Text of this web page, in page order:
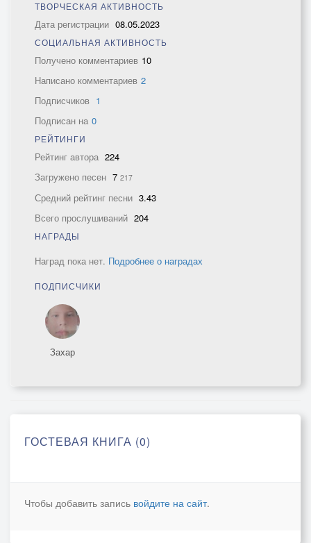
ТВОРЧЕСКАЯ АКТИВНОСТЬ
Дата регистрации 08.05.2023
СОЦИАЛЬНАЯ АКТИВНОСТЬ
Получено комментариев 10
Написано комментариев 2
Подписчиков 1
Подписан на 0
РЕЙТИНГИ
Рейтинг автора 224
Загружено песен 7 217
Средний рейтинг песни 3.43
Всего прослушиваний 204
НАГРАДЫ
Наград пока нет. Подробнее о наградах
ПОДПИСЧИКИ
Захар
ГОСТЕВАЯ КНИГА (0)
Чтобы добавить запись войдите на сайт.